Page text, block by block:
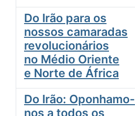
Do Irão para os
nossos camaradas
revolucionários
no Médio Oriente
e Norte de África
Do Irão: Oponhamo-
nos a todos os